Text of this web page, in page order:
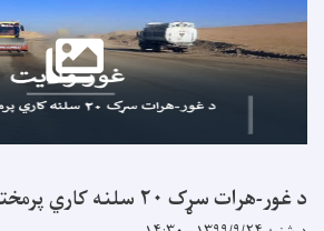
کاري پرمختګ لري